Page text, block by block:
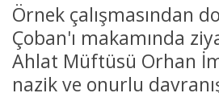
Örnek çalışmasından
Çoban'ı makamında
Ahlat Müftüsü Orhan
nazik ve onurlu